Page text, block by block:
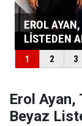
Erol Ayan,
Beyaz